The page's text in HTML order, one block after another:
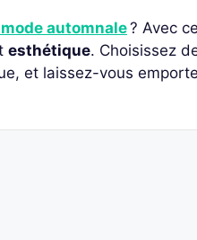
automnale? Avec
esthétique. Choisissez
et laissez-vous